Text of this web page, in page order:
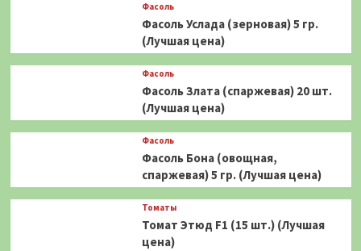
Фасоль
Фасоль Услада (зерновая) 5 гр.
(Лучшая цена)
Фасоль
Фасоль Злата (спаржевая) 20 шт.
(Лучшая цена)
Фасоль
Фасоль Бона (овощная,
спаржевая) 5 гр. (Лучшая цена)
Томаты
Томат Этюд F1 (15 шт.) (Лучшая
цена)